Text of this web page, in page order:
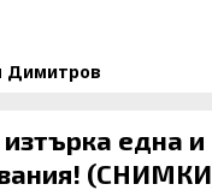
Димитров
една и